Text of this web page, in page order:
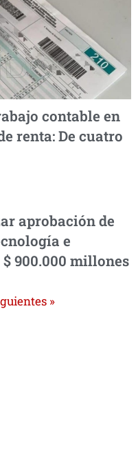
contable en
renta: De cuatro
aprobación de
e
900.000 millones
»